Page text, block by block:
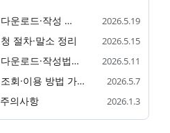
부동산 증여계약서 양식 - 다운로드·작성 가이드 2026.5.19
절차·말소 정리 2026.5.15
부동산 매매계약서 양식 - 다운로드·작성법 가이드 2026.5.11
밸류맵 부동산 - 실거래가 조회·이용 방법 가이드 2026.5.7
의사항 2026.1.3